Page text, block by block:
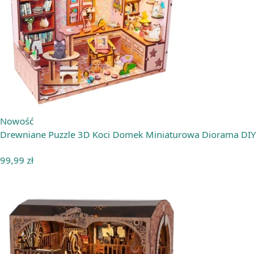
Nowość
Drewniane Puzzle 3D Koci Domek Miniaturowa Diorama DIY
99,99 zł